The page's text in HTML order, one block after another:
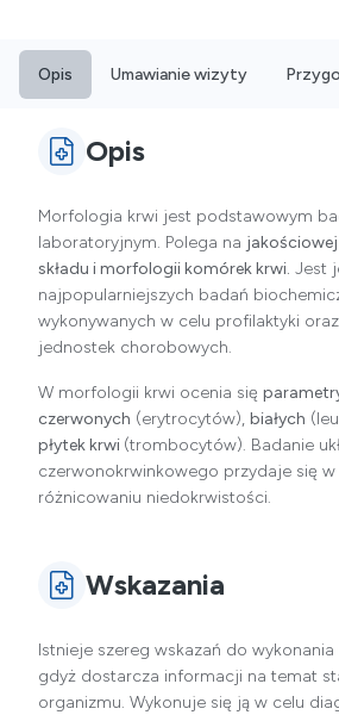
Opis Umawianie wizyty
Opis
Morfologia krwi jest podstawowym
laboratoryjnym. Polega na
składu i morfologii komórek krwi. Jest
najpopularniejszych badań
wykonywanych w celu profilaktyki
jednostek chorobowych.
W morfologii krwi ocenia się
czerwonych (erytrocytów), białych
płytek krwi (trombocytów). Badanie
czerwonokrwinkowego przydaje się
różnicowaniu niedokrwistości.
Wskazania
Istnieje szereg wskazań do
gdyż dostarcza informacji na temat
organizmu. Wykonuje się ją w celu